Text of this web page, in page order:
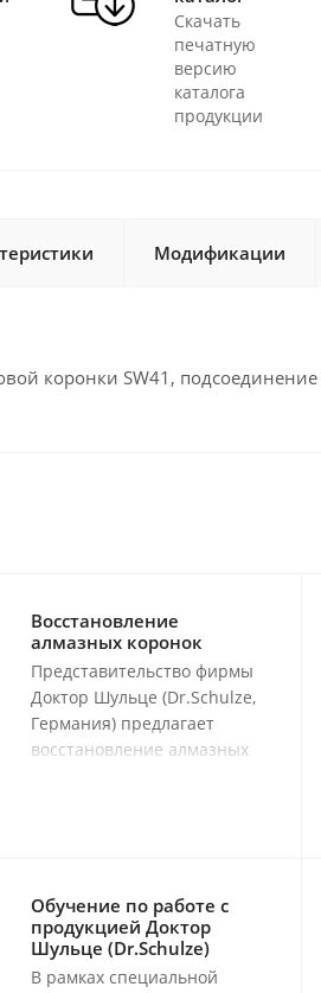
Скачать
печатную
версию
каталога
продукции
Модификации
коронки SW41,
Восстановление
алмазных коронок
Представительство фирмы
Доктор Шульце (Dr.Schulze,
Германия) предлагает
восстановление алмазных
Обучение по работе с
продукцией Доктор
Шульце (Dr.Schulze)
В рамках специальной